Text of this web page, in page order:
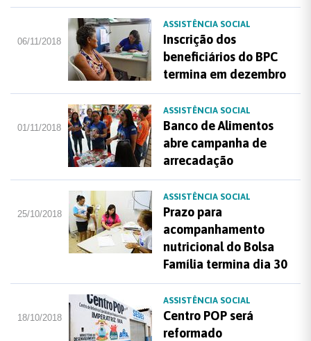
06/11/2018
ASSISTÊNCIA SOCIAL
Inscrição dos
beneficiários do BPC
termina em dezembro
01/11/2018
ASSISTÊNCIA SOCIAL
Banco de Alimentos
abre campanha de
arrecadação
25/10/2018
ASSISTÊNCIA SOCIAL
Prazo para
acompanhamento
nutricional do Bolsa
Família termina dia 30
18/10/2018
ASSISTÊNCIA SOCIAL
Centro POP será
reformado